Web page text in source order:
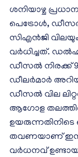
ശനിയാഴ്ച
പെട്രോൾ, ഡീസൽ
സിഎൻജി
വർധിച്ചത്.
ഡീസല്‍ നിരക്ക്
ഡീലർമാർ
ഡീസല്‍ വില
ആഗോള
ഉയരുന്നതിനിടെ
തവണയാണ്
വർധനവ്